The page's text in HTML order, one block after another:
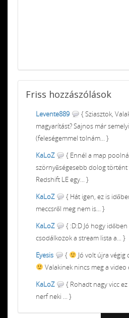
Friss hozzászólások
Levente889
{ Sziasztok,
magyarítást? Sajnos már
(feleségemmel tolnám... }
KaLoZ
{ Ennél a map
szörnyűségesebb dolog történt
Redshift LE egy... }
KaLoZ
{ Hát igen, ez is
meccsről meg nem is... }
KaLoZ
{ :D:D Jó hogy
csodálkozok a stream lista a... }
Eyesis
{
Jó volt újra
Valakinek nincs meg a video
KaLoZ
{ Rohadt nagy vicc
nerf neki ... }